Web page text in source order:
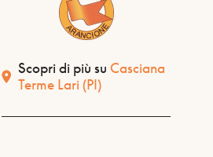
Scopri di più su Casciana
Terme Lari (PI)